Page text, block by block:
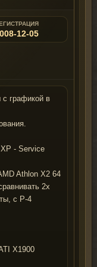
12-05
графикой в
- Service
Athlon X2 64
2х
с P-4
X1900